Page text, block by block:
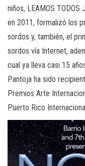
niños, LEAMOS TODOS
en 2011, formalizó los
sordos y, también, el
sordos vía Internet,
cual ya lleva casi 15
Pantoja ha sido
Premios Arte
Puerto Rico